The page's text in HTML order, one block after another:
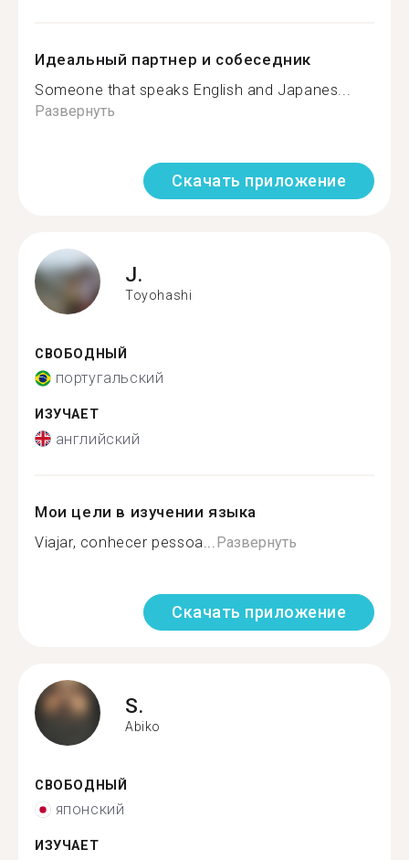
Идеальный партнер и собеседник
Someone that speaks English and Japanes...
Развернуть
Скачать приложение
J.
Toyohashi
СВОБОДНЫЙ
португальский
ИЗУЧАЕТ
английский
Мои цели в изучении языка
Viajar, conhecer pessoa... Развернуть
Скачать приложение
S.
Abiko
СВОБОДНЫЙ
японский
ИЗУЧАЕТ